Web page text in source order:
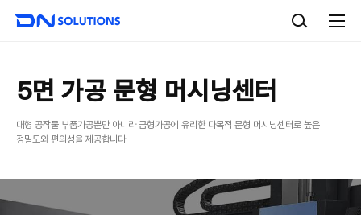
D
N
u
t
i
o
n
전
5면 가공 문형 머시닝센터
대형 공작물 부품가공뿐만 아니라 금형가공에 유리한 다목적 문형 머시닝센터로 높은
정밀도와 편의성을 제공합니다